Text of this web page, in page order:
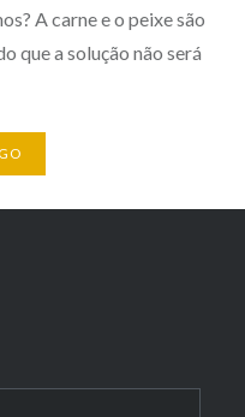
A carne e o peixe são
que a solução não será